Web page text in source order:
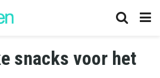
snacks voor het